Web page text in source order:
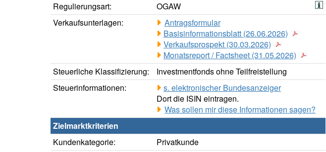
Regulierungsart:
OGAW
Verkaufsunterlagen:
Antragsformular
Basisinformationsblatt (26.06.2026)
Verkaufsprospekt (30.03.2026)
Monatsreport / Factsheet (31.05.2026)
Steuerliche Klassifizierung:
Investmentfonds ohne Teilfreistellung
Steuerinformationen:
s. elektronischer Bundesanzeiger
Dort die ISIN eintragen.
Was sollen mir diese Informationen sagen?
Zielmarktkriterien
Kundenkategorie:
Privatkunde